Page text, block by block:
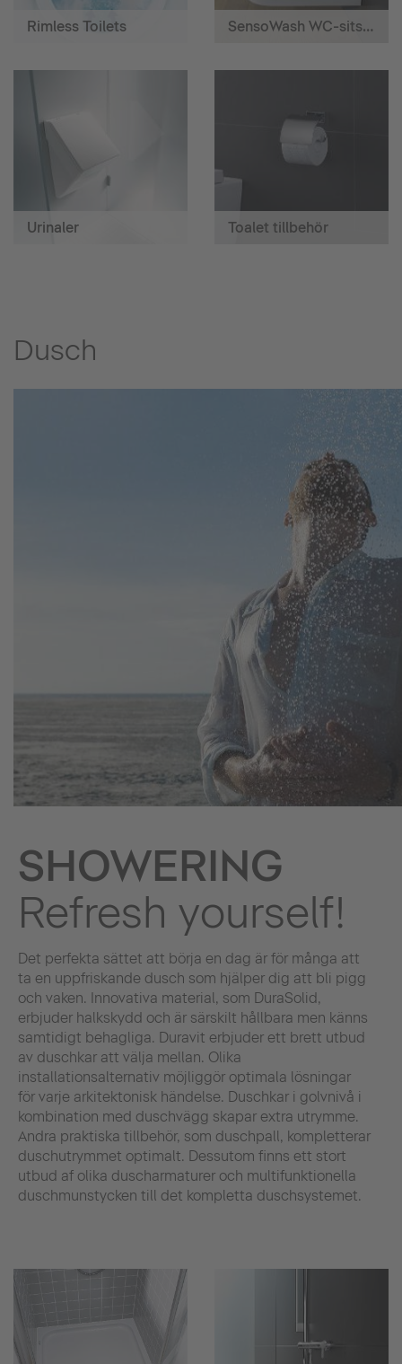
Rimless Toilets SensoWash WC-sits med hygiendusch
Urinaler Toalet tillbehör
Dusch
SHOWERING
Refresh yourself!
Det perfekta sättet att börja en dag är för många att
ta en uppfriskande dusch som hjälper dig att bli pigg
och vaken. Innovativa material, som DuraSolid,
erbjuder halkskydd och är särskilt hållbara men känns
samtidigt behagliga. Duravit erbjuder ett brett utbud
av duschkar att välja mellan. Olika
installationsalternativ möjliggör optimala lösningar
för varje arkitektonisk händelse. Duschkar i golvnivå i
kombination med duschvägg skapar extra utrymme.
Andra praktiska tillbehör, som duschpall, kompletterar
duschutrymmet optimalt. Dessutom finns ett stort
utbud af olika duscharmaturer och multifunktionella
duschmunstycken till det kompletta duschsystemet.